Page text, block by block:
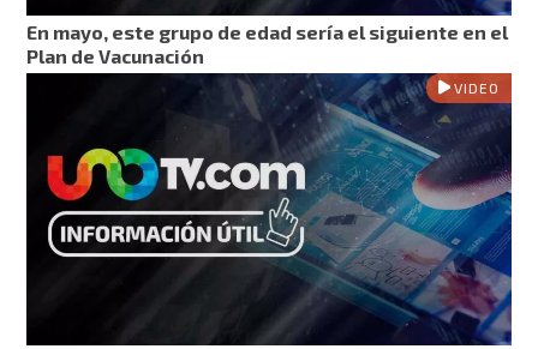
En mayo, este grupo de edad sería el siguiente en el
Plan de Vacunación
VIDEO